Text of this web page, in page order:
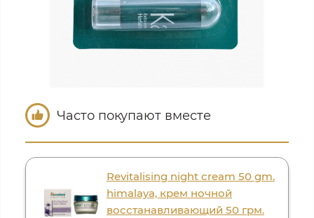
Часто покупают вместе
Revitalising night cream 50 gm.
himalaya, крем ночной
восстанавливающий 50 грм.